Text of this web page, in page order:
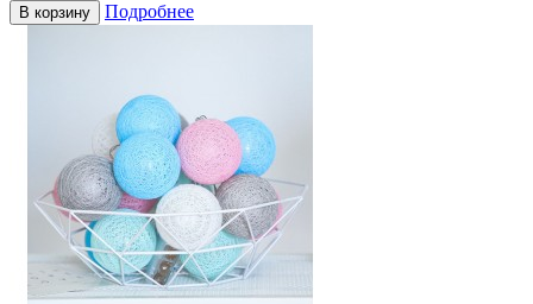
В корзину Подробнее